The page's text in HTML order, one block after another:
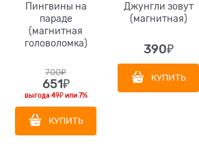
Пингвины на
параде
(магнитная
головоломка)
700₽
651₽
выгода 49₽или7%
КУПИТЬ
Джунгли зовут
(магнитная)
390₽
КУПИТЬ